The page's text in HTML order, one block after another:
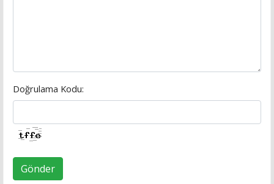
Doğrulama Kodu:
Gönder